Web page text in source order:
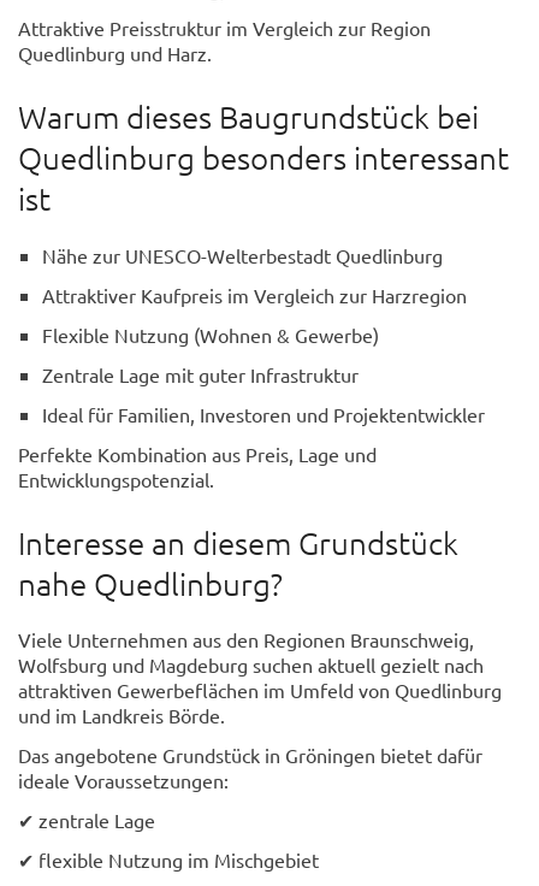
Attraktive Preisstruktur im Vergleich zur Region
Quedlinburg und Harz.
Warum dieses Baugrundstück bei
Quedlinburg besonders interessant
ist
Nähe zur UNESCO-Welterbestadt Quedlinburg
Attraktiver Kaufpreis im Vergleich zur Harzregion
Flexible Nutzung (Wohnen & Gewerbe)
Zentrale Lage mit guter Infrastruktur
Ideal für Familien, Investoren und Projektentwickler
Perfekte Kombination aus Preis, Lage und
Entwicklungspotenzial.
Interesse an diesem Grundstück
nahe Quedlinburg?
Viele Unternehmen aus den Regionen Braunschweig,
Wolfsburg und Magdeburg suchen aktuell gezielt nach
attraktiven Gewerbeflächen im Umfeld von Quedlinburg
und im Landkreis Börde.
Das angebotene Grundstück in Gröningen bietet dafür
ideale Voraussetzungen:
✔ zentrale Lage
✔ flexible Nutzung im Mischgebiet